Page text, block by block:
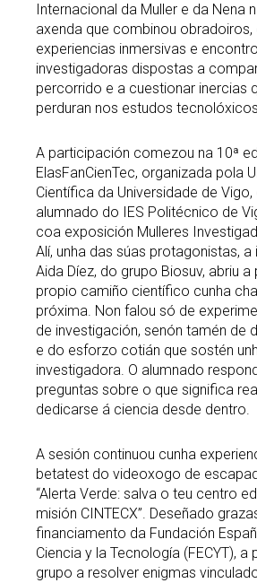
Internacional da Muller e da Nena
axenda que combinou obradoiros,
experiencias inmersivas e
investigadoras dispostas a
percorrido e a cuestionar inercias
perduran nos estudos
A participación comezou na 10ª
ElasFanCienTec, organizada pola
Científica da Universidade de
alumnado do IES Politécnico de
coa exposición Mulleres
Alí, unha das súas protagonistas,
Aida Díez, do grupo Biosuv, abriu
propio camiño científico cunha
próxima. Non falou só de
de investigación, senón tamén de
e do esforzo cotián que sostén
investigadora. O alumnado
preguntas sobre o que significa
dedicarse á ciencia desde dentro.
A sesión continuou cunha
betatest do videoxogo de
“Alerta Verde: salva o teu centro
misión CINTECX”. Deseñado
financiamento da Fundación
Ciencia y la Tecnología (FECYT),
grupo a resolver enigmas